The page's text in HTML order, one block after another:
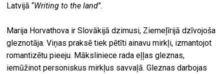
Latvijā “Writing to the land”.
Marija Horvathova ir Slovākijā dzimusi, Ziemeļīrijā dzīvojoša
gleznotāja. Viņas praksē tiek pētīti ainavu mirkļi, izmantojot
romantizētu pieeju. Māksliniece rada eļļas gleznas,
iemūžinot personiskus mirkļus savvaļā. Gleznas darbojas